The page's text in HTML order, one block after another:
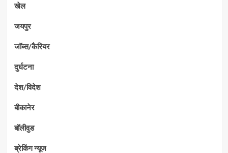
खेल
जयपुर
जॉब्स/कैरियर
दुर्घटना
देश/विदेश
बीकानेर
बॉलीवुड
ब्रेकिंग न्यूज